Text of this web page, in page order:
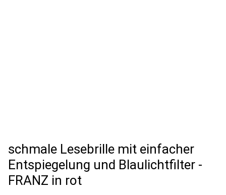
schmale Lesebrille mit einfacher
Entspiegelung und Blaulichtfilter -
FRANZ in rot